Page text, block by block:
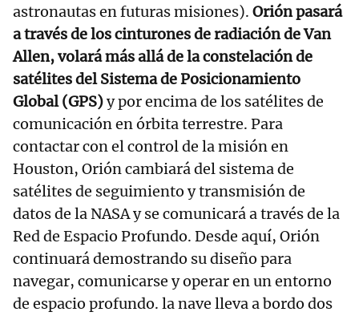
astronautas en futuras misiones). Orión pasará
a través de los cinturones de radiación de Van
Allen, volará más allá de la constelación de
satélites del Sistema de Posicionamiento
Global (GPS)y por encima de los satélites de
comunicación en órbita terrestre. Para
contactar con el control de la misión en
Houston, Orión cambiará del sistema de
satélites de seguimiento y transmisión de
datos de la NASA y se comunicará a través de la
Red de Espacio Profundo. Desde aquí, Orión
continuará demostrando su diseño para
navegar, comunicarse y operar en un entorno
de espacio profundo. la nave lleva a bordo dos